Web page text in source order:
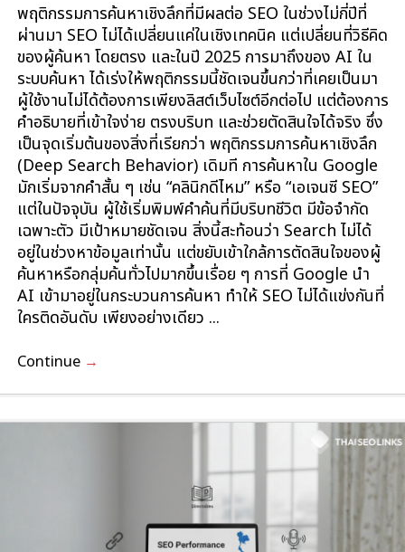
พฤติกรรมการค้นหาเชิงลึกที่มีผลต่อ SEO ในช่วงไม่กี่ปีที่
ผ่านมา SEO ไม่ได้เปลี่ยนแค่ในเชิงเทคนิค แต่เปลี่ยนที่วิธีคิด
ของผู้ค้นหา โดยตรง และในปี 2025 การมาถึงของ AI ใน
ระบบค้นหา ได้เร่งให้พฤติกรรมนี้ชัดเจนขึ้นกว่าที่เคยเป็นมา
ผู้ใช้งานไม่ได้ต้องการเพียงลิสต์เว็บไซต์อีกต่อไป แต่ต้องการ
คำอธิบายที่เข้าใจง่าย ตรงบริบท และช่วยตัดสินใจได้จริง ซึ่ง
เป็นจุดเริ่มต้นของสิ่งที่เรียกว่า พฤติกรรมการค้นหาเชิงลึก
(Deep Search Behavior) เดิมที การค้นหาใน Google
มักเริ่มจากคำสั้น ๆ เช่น “คลินิกดีไหม” หรือ “เอเจนซี SEO”
แต่ในปัจจุบัน ผู้ใช้เริ่มพิมพ์คำค้นที่มีบริบทชีวิต มีข้อจำกัด
เฉพาะตัว มีเป้าหมายชัดเจน สิ่งนี้สะท้อนว่า Search ไม่ได้
อยู่ในช่วงหาข้อมูลเท่านั้น แต่ขยับเข้าใกล้การตัดสินใจของผู้
ค้นหาหรือกลุ่มค้นทั่วไปมากขึ้นเรื่อย ๆ การที่ Google นำ
AI เข้ามาอยู่ในกระบวนการค้นหา ทำให้ SEO ไม่ได้แข่งกันที่
ใครติดอันดับ เพียงอย่างเดียว ...
Continue →